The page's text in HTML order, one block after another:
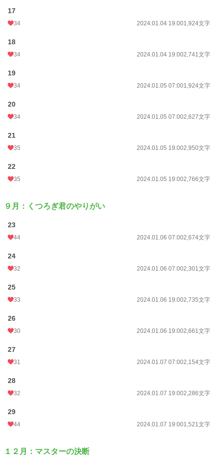
17
34 2024.01.04 19:001,924文字
18
34 2024.01.04 19:002,741文字
19
34 2024.01.05 07:001,924文字
20
34 2024.01.05 07:002,627文字
21
35 2024.01.05 19:002,950文字
22
35 2024.01.05 19:002,766文字
９月：くつろぎ君のやりがい
23
44 2024.01.06 07:002,674文字
24
32 2024.01.06 07:002,301文字
25
33 2024.01.06 19:002,735文字
26
30 2024.01.06 19:002,661文字
27
31 2024.01.07 07:002,154文字
28
32 2024.01.07 19:002,286文字
29
44 2024.01.07 19:001,521文字
１２月：マスターの決断